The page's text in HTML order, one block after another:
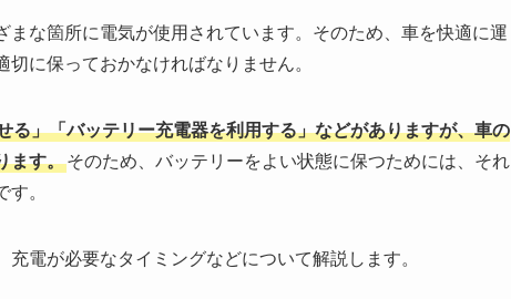
な箇所に電気が使用されています。そのため、車を快適に運
に保っておかなければなりません。
る」「バッテリー充電器を利用する」などがありますが、車の
ます。そのため、バッテリーをよい状態に保つためには、それ
。
電が必要なタイミングなどについて解説します。